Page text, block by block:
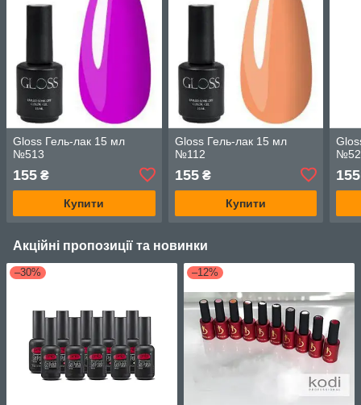
Gloss Гель-лак 15 мл
№513
155 ₴
Купити
Gloss Гель-лак 15 мл
№112
155₴
Купити
155
Акційні пропозиції та новинки
–30% –12%